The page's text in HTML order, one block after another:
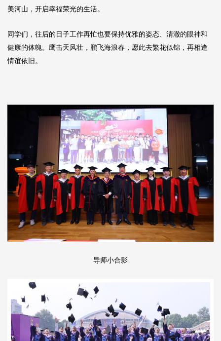
美河山，开启幸福荣光的生活。
同学们，往后的日子工作再忙也要保持优雅的姿态、清澈的眼神和
健康的体魄。鹰击天风壮，鹏飞海浪春，愿此去繁花似锦，再相逢
情谊依旧。
导师小合影